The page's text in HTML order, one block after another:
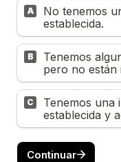
A
No tenemos
establecida.
B
Tenemos
pero no están
C
Tenemos una
establecida y
Continuar